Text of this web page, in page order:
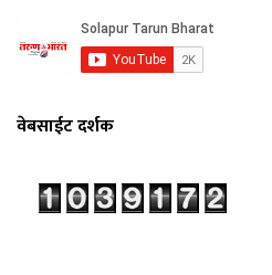
वेबसाईट दर्शक